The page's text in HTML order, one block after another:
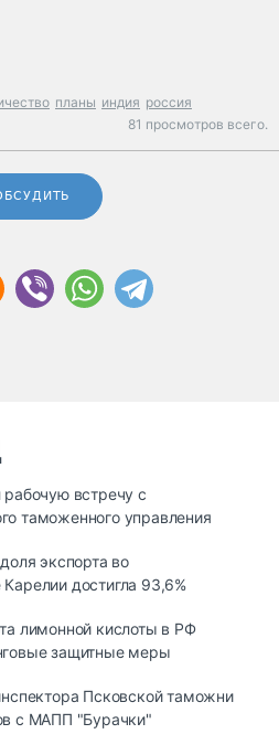
планы индия россия
81 просмотров всего.
встречу с
таможенного управления
экспорта во
достигла 93,6%
лимонной кислоты в РФ
защитные меры
Псковской таможни
с МАПП "Бурачки"